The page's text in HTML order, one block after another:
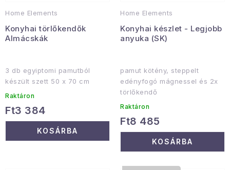
Home Elements
Konyhai törlőkendők
Almácskák
3 db egyiptomi pamutból
készült szett 50 x 70 cm
Raktáron
Ft3 384
KOSÁRBA
Home Elements
Konyhai készlet - Legjobb
anyuka (SK)
pamut kötény, steppelt
edényfogó mágnessel és 2x
törlőkendő
Raktáron
Ft8 485
KOSÁRBA